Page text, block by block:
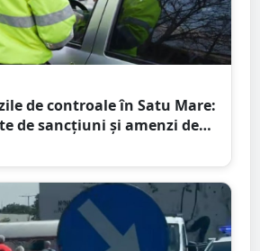
de controale în Satu Mare:
de sancțiuni și amenzi de
lei